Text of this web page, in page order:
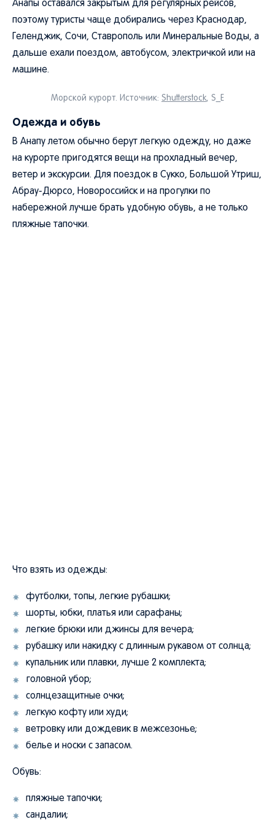
Анапы оставался закрытым для регулярных рейсов,
поэтому туристы чаще добирались через Краснодар,
Геленджик, Сочи, Ставрополь или Минеральные Воды, а
дальше ехали поездом, автобусом, электричкой или на
машине.
Морской курорт. Источник: Shutterstock, S_E
Одежда и обувь
В Анапу летом обычно берут легкую одежду, но даже
на курорте пригодятся вещи на прохладный вечер,
ветер и экскурсии. Для поездок в Сукко, Большой Утриш,
Абрау-Дюрсо, Новороссийск и на прогулки по
набережной лучше брать удобную обувь, а не только
пляжные тапочки.
Что взять из одежды:
футболки, топы, легкие рубашки;
шорты, юбки, платья или сарафаны;
легкие брюки или джинсы для вечера;
рубашку или накидку с длинным рукавом от солнца;
купальник или плавки, лучше 2 комплекта;
головной убор;
солнцезащитные очки;
легкую кофту или худи;
ветровку или дождевик в межсезонье;
белье и носки с запасом.
Обувь:
пляжные тапочки;
сандалии;